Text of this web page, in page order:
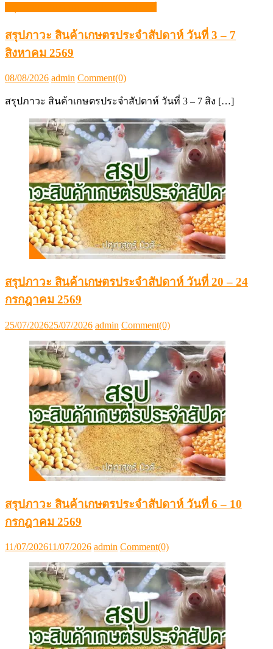
สรุปภาวะ สินค้าเกษตรประจำสัปดาห์ วันที่ 3 – 7
สิงหาคม 2569
Posted
08/08/2026 Author
admin Comment(0)
สรุปภาวะ สินค้าเกษตรประจำสัปดาห์ วันที่ 3 – 7 สิง […]
สรุปภาวะ สินค้าเกษตรประจำสัปดาห์ วันที่ 20 – 24
กรกฎาคม 2569
Posted
25/07/202625/07/2026 Author
admin Comment(0)
สรุปภาวะ สินค้าเกษตรประจำสัปดาห์ วันที่ 6 – 10
กรกฎาคม 2569
Posted
11/07/202611/07/2026 Author
admin Comment(0)